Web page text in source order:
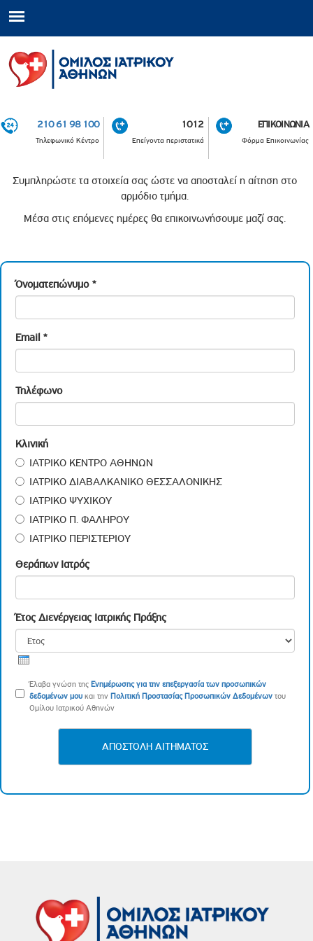
210 61 98 100
Τηλεφωνικό Κέντρο
1012
Επείγοντα περιστατικά
ΕΠΙΚΟΙΝΩΝΙΑ
Φόρμα Επικοινωνίας
Συμπληρώστε τα στοιχεία σας ώστε να αποσταλεί η αίτηση στο
αρμόδιο τμήμα.
Μέσα στις επόμενες ημέρες θα επικοινωνήσουμε μαζί σας.
Όνοματεπώνυμο *
Email *
Τηλέφωνο
Κλινική
ΙΑΤΡΙΚΟ ΚΕΝΤΡΟ ΑΘΗΝΩΝ
ΙΑΤΡΙΚΟ ΔΙΑΒΑΛΚΑΝΙΚΟ ΘΕΣΣΑΛΟΝΙΚΗΣ
ΙΑΤΡΙΚΟ ΨΥΧΙΚΟΥ
ΙΑΤΡΙΚΟ Π. ΦΑΛΗΡΟΥ
ΙΑΤΡΙΚΟ ΠΕΡΙΣΤΕΡΙΟΥ
Θεράπων Ιατρός
Έτος Διενέργειας Ιατρικής Πράξης
Ημέρα
Μήνας
Έτος
Έλαβα γνώση της Ενημέρωσης για την επεξεργασία των προσωπικών
δεδομένων μου και την Πολιτική Προστασίας Προσωπικών Δεδομένων του
Ομίλου Ιατρικού Αθηνών
ΑΠΟΣΤΟΛΗ ΑΙΤΗΜΑΤΟΣ